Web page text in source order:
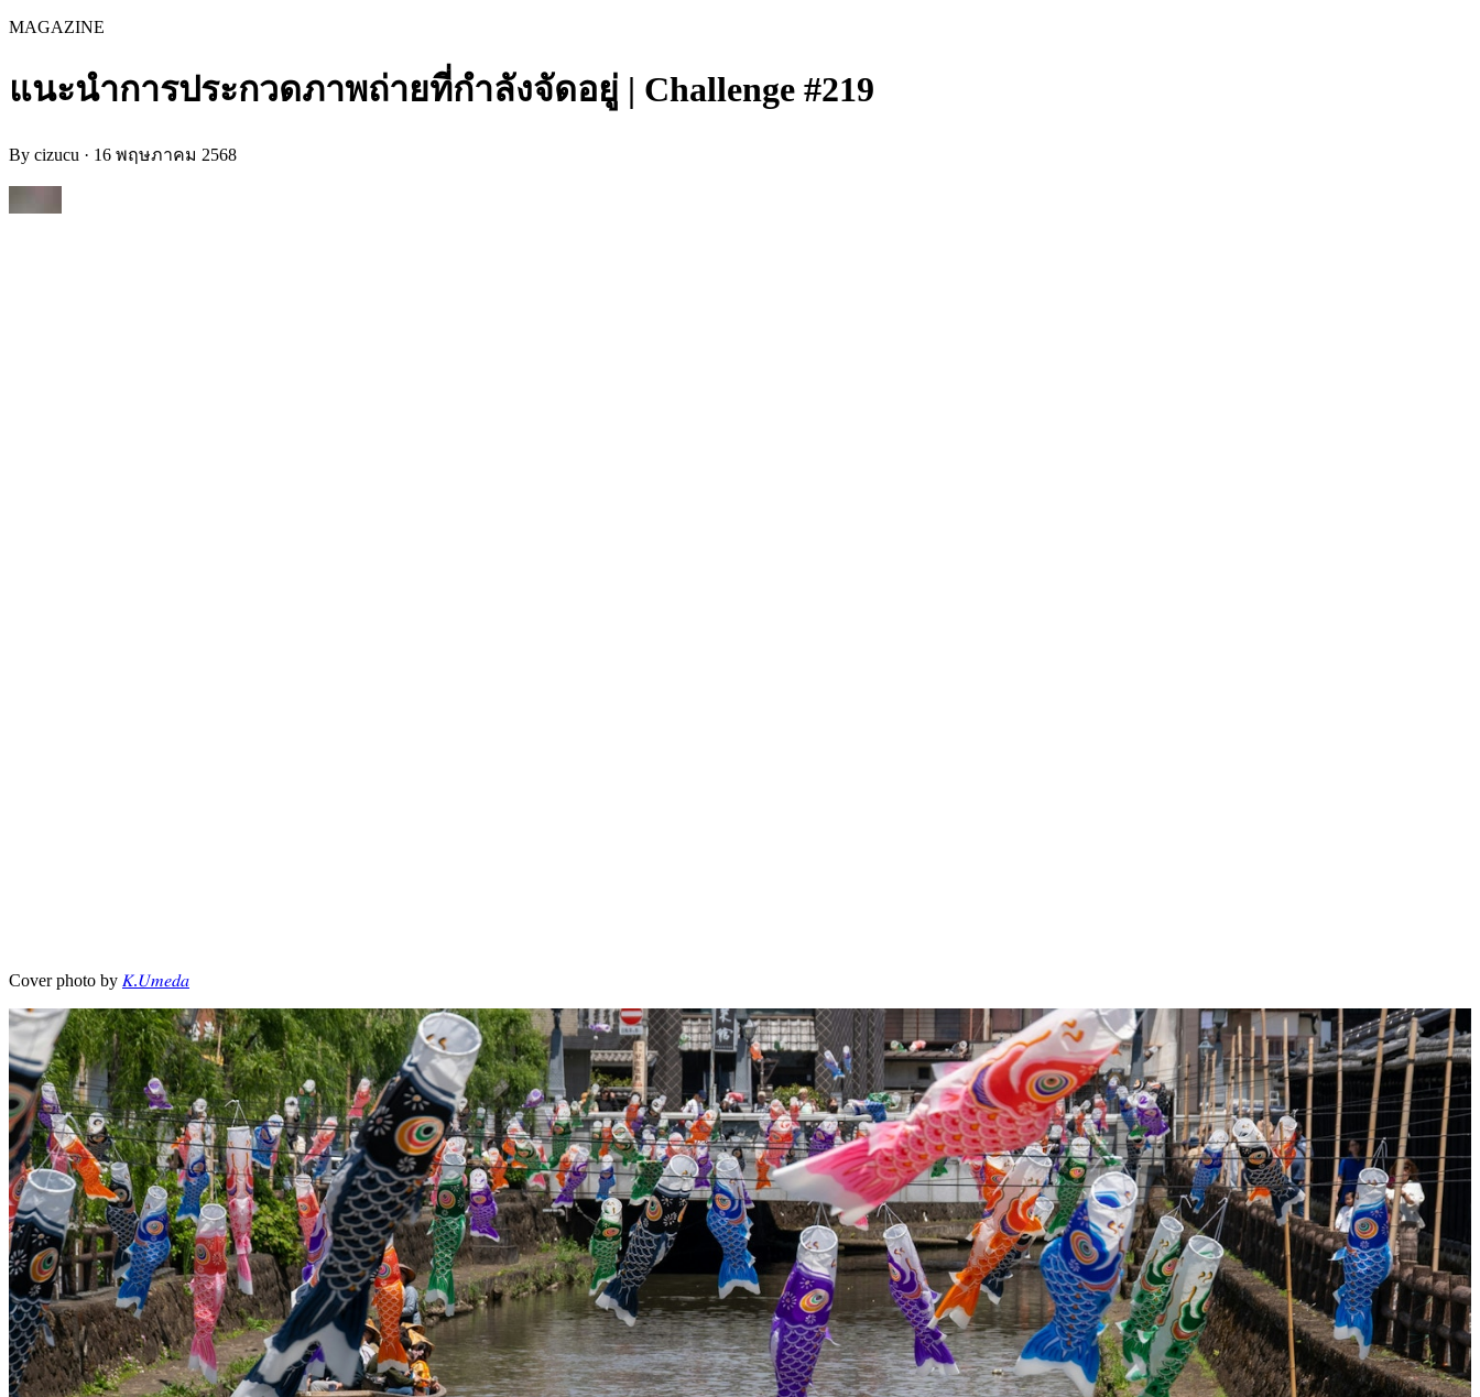
MAGAZINE
แนะนำการประกวดภาพถ่ายที่กำลังจัดอยู่ | Challenge #219
By cizucu · 16 พฤษภาคม 2568
Cover photo by 𝐾.𝑈𝑚𝑒𝑑𝑎